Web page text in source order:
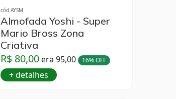
cód AYSM
Almofada Yoshi - Super
Mario Bross Zona
Criativa
R$ 80,00 era 95,00 16% OFF
+ detalhes